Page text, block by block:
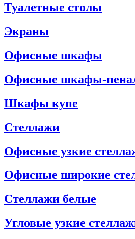
Туалетные столы
Экраны
Офисные шкафы
Офисные шкафы-
Шкафы купе
Стеллажи
Офисные узкие
Офисные широкие
Стеллажи белые
Угловые узкие